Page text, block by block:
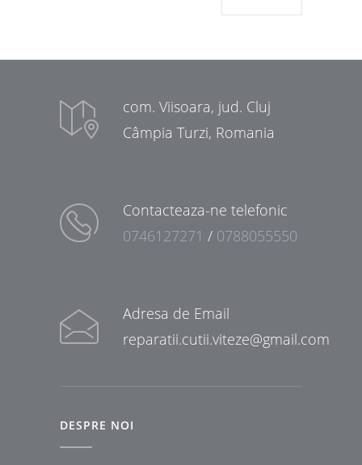
com. Viisoara, jud. Cluj
Câmpia Turzi, Romania
Contacteaza-ne telefonic
0746127271 / 0788055550
Adresa de Email
reparatii.cutii.viteze@gmail.com
DESPRE NOI